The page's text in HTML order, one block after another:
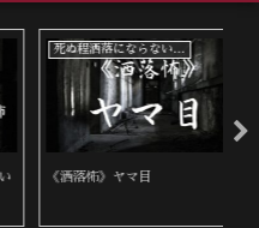
死ぬ程洒落にならない怖い話
《洒落怖》ヤマ目